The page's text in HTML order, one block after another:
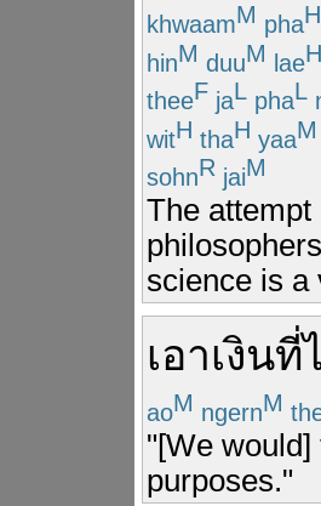
khwaamM phaH
hinM duuM laeH
theeF jaL phaL
witH thaH yaaM
sohnR jaiM
The
science is a
เอาเงินที่
aoM ngernM
"[We would]
purposes."